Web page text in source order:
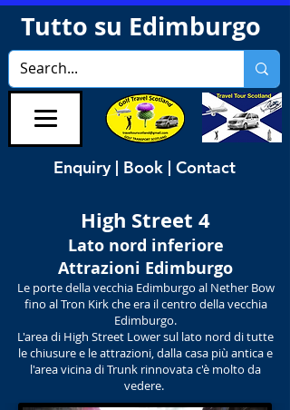
Tutto su Edimburgo
Enquiry | Book | Contact
High Street 4
Lato nord inferiore
Attrazioni Edimburgo
Le porte della vecchia Edimburgo al Nether Bow
fino al Tron Kirk che era il centro della vecchia
Edimburgo.
L'area di High Street Lower sul lato nord di tutte
le chiusure e le attrazioni, dalla casa più antica e
l'area vicina di Trunk rinnovata c'è molto da
vedere.